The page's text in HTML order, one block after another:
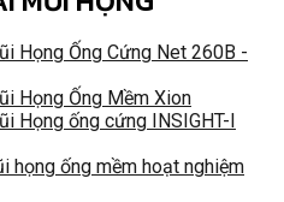
Họng Ống Cứng Net 260B -
Họng Ống Mềm Xion
Họng ống cứng INSIGHT-I
họng ống mềm hoạt nghiệm